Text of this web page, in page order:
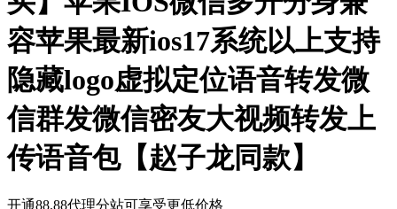
容苹果最新ios17系统以上支持
隐藏logo虚拟定位语音转发微
信群发微信密友大视频转发上
传语音包【赵子龙同款】
开通88.88代理分站可享受更低价格